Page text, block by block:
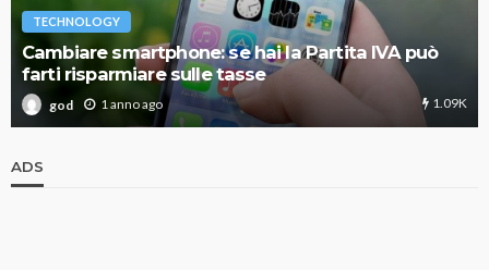
TECHNOLOGY
Cambiare smartphone: se hai la Partita IVA può
farti risparmiare sulle tasse
god 1 anno ago 1.09K
ADS